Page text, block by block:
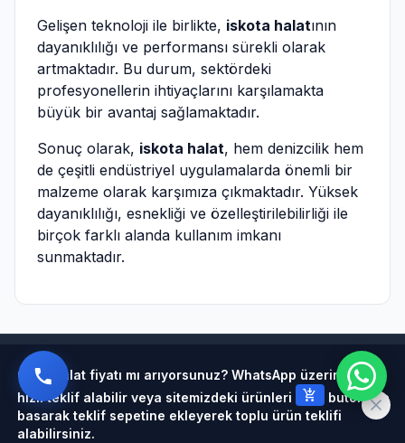
Gelişen teknoloji ile birlikte, iskota halatının
dayanıklılığı ve performansı sürekli olarak
artmaktadır. Bu durum, sektördeki
profesyonellerin ihtiyaçlarını karşılamakta
büyük bir avantaj sağlamaktadır.
Sonuç olarak, iskota halat, hem denizcilik hem
de çeşitli endüstriyel uygulamalarda önemli bir
malzeme olarak karşımıza çıkmaktadır. Yüksek
dayanıklılığı, esnekliği ve özelleştirilebilirliği ile
birçok farklı alanda kullanım imkanı
sunmaktadır.
Çelik halat fiyatı mı arıyorsunuz? WhatsApp üzerinden
hızlı teklif alabilir veya sitemizdeki ürünleri
add_shopping_cart
butonuna
basarak teklif sepetine ekleyerek toplu ürün teklifi
alabilirsiniz.